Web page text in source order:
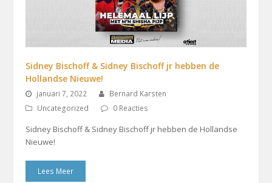
Sidney Bischoff & Sidney Bischoff jr hebben de
Hollandse Nieuwe!
januari 7, 2022
Bernard Karsten
Uncategorized
0 Reacties
Sidney Bischoff & Sidney Bischoff jr hebben de Hollandse
Nieuwe!
Lees Meer